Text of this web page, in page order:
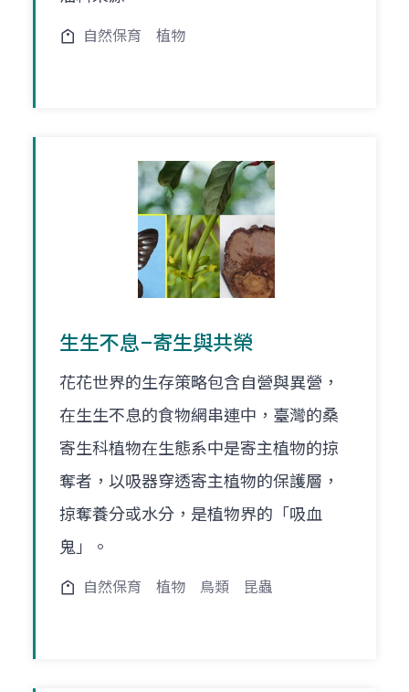
自然保育 植物
生生不息–寄生與共榮
花花世界的生存策略包含自營與異營，
在生生不息的食物網串連中，臺灣的桑
寄生科植物在生態系中是寄主植物的掠
奪者，以吸器穿透寄主植物的保護層，
掠奪養分或水分，是植物界的「吸血
鬼」。
自然保育 植物 鳥類 昆蟲